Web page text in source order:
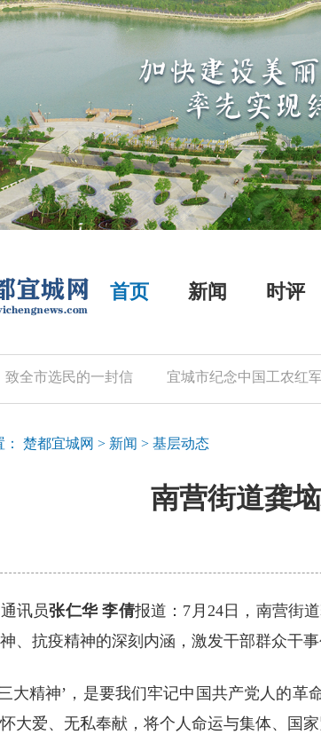
首页 新闻 时评
全市选民的一封信 宜城市纪念中国工农红军
楚都宜城网 > 新闻 > 基层动态
南营街道龚
讯员张仁华 李倩报道：7月24日，南营街
、抗疫精神的深刻内涵，激发干部群众干事
大精神’，是要我们牢记中国共产党人的
大爱、无私奉献，将个人命运与集体、国